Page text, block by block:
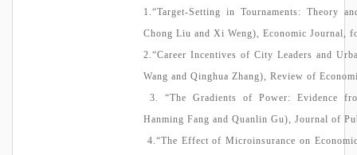
1. “Target-Setting in Tournaments: Theory
Chong Liu and Xi Weng), Economic Journal,
2. “Career Incentives of City Leaders and
Wang and Qinghua Zhang), Review of
3. “The Gradients of Power: Evidence
Hanming Fang and Quanlin Gu), Journal of
4. “The Effect of Microinsurance on